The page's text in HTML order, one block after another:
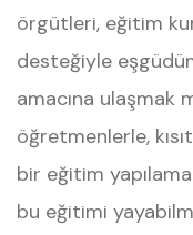
örgütleri, eğitim
desteğiyle
amacına ulaşmak
öğretmenlerle,
bir eğitim
bu eğitimi